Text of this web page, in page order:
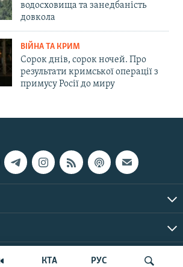
КТА РУС
водосховища та занедбаність
довкола
ВІЙНА ТА КРИМ
Сорок днів, сорок ночей. Про
результати кримської операції з
примусу Росії до миру
© Крим.Реалії, 2026 | Усі права застережено.